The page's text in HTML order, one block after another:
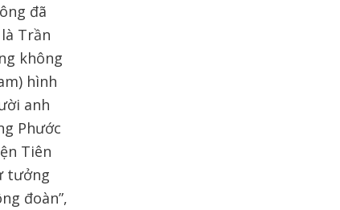
đã
Trần
không
hình
anh
Phước
Tiên
tưởng
đoàn”,